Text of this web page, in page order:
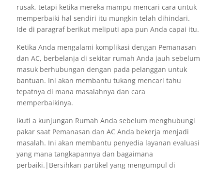
rusak, tetapi ketika mereka mampu mencari cara untuk
memperbaiki hal sendiri itu mungkin telah dihindari.
Ide di paragraf berikut meliputi apa pun Anda capai itu.
Ketika Anda mengalami komplikasi dengan Pemanasan
dan AC, berbelanja di sekitar rumah Anda jauh sebelum
masuk berhubungan dengan pada pelanggan untuk
bantuan. Ini akan membantu tukang mencari tahu
tepatnya di mana masalahnya dan cara
memperbaikinya.
Ikuti a kunjungan Rumah Anda sebelum menghubungi
pakar saat Pemanasan dan AC Anda bekerja menjadi
masalah. Ini akan membantu penyedia layanan evaluasi
yang mana tangkapannya dan bagaimana
perbaiki.|Bersihkan partikel yang mengumpul di